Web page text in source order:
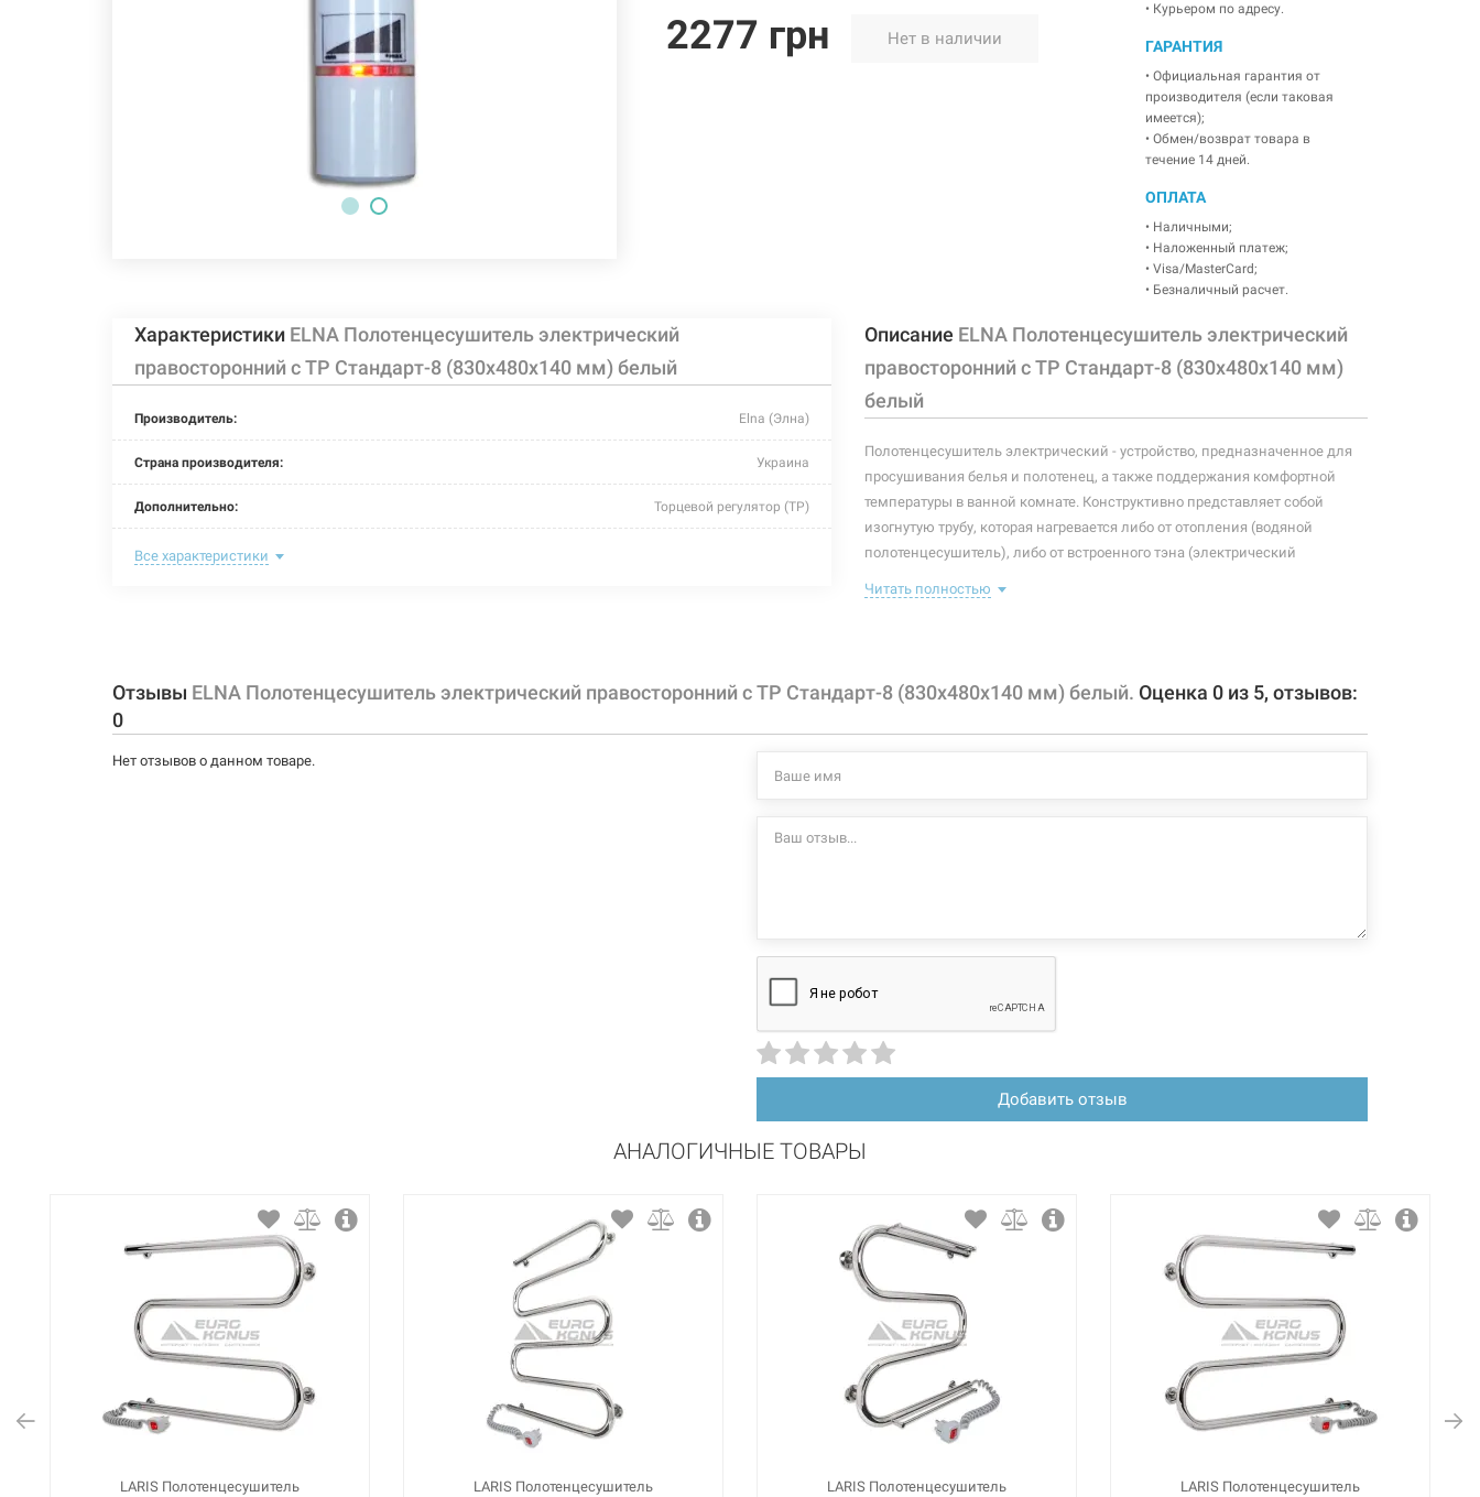
2277 грн Нет в наличии
• Курьером по адресу.
ГАРАНТИЯ
• Официальная гарантия от
производителя (если таковая
имеется);
• Обмен/возврат товара в
течение 14 дней.
ОПЛАТА
• Наличными;
• Наложенный платеж;
• Visa/MasterCard;
• Безналичный расчет.
Характеристики ELNA Полотенцесушитель электрический
правосторонний с ТР Стандарт-8 (830х480х140 мм) белый
Производитель: Elna (Элна)
Страна производителя: Украина
Дополнительно: Торцевой регулятор (ТР)
Цвет:
830 мм
Максимальная температура: +55°C
Все характеристики
Описание ELNA Полотенцесушитель электрический
правосторонний с ТР Стандарт-8 (830х480х140 мм)
белый
Полотенцесушитель электрический - устройство, предназначенное для
просушивания белья и полотенец, а также поддержания комфортной
температуры в ванной комнате. Конструктивно представляет собой
изогнутую трубу, которая нагревается либо от отопления (водяной
полотенцесушитель), либо от встроенного тэна (электрический
полотенцесушитель станет незаменимым элементом интерьера.
производителем изменения, магазин ответственности не несет.
Читать полностью
Отзывы ELNA Полотенцесушитель электрический правосторонний с ТР Стандарт-8 (830х480х140 мм) белый. Оценка 0 из 5, отзывов:
0
Нет отзывов о данном товаре.
Добавить отзыв
АНАЛОГИЧНЫЕ ТОВАРЫ
LARIS Полотенцесушитель
LARIS Полотенцесушитель
LARIS Полотенцесушитель
LARIS Полотенцесушитель